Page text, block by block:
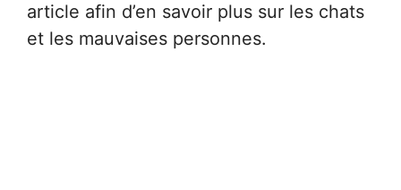
article afin d’en savoir plus sur les chats
et les mauvaises personnes.